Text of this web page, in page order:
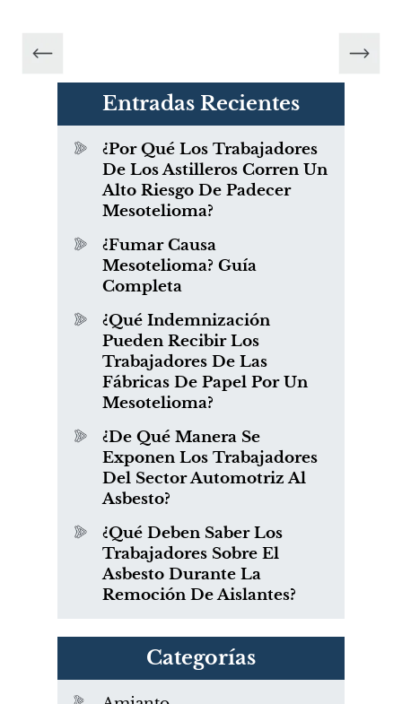
Entradas Recientes
¿Por Qué Los Trabajadores
De Los Astilleros Corren Un
Alto Riesgo De Padecer
Mesotelioma?
¿Fumar Causa
Mesotelioma? Guía
Completa
¿Qué Indemnización
Pueden Recibir Los
Trabajadores De Las
Fábricas De Papel Por Un
Mesotelioma?
¿De Qué Manera Se
Exponen Los Trabajadores
Del Sector Automotriz Al
Asbesto?
¿Qué Deben Saber Los
Trabajadores Sobre El
Asbesto Durante La
Remoción De Aislantes?
Categorías